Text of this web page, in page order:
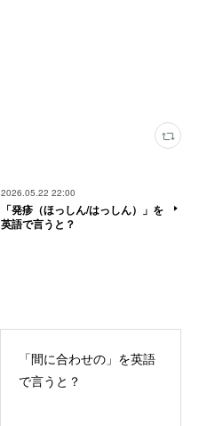
2026.05.22 22:00
「発疹（ほっしん/はっしん）」を
英語で言うと？
「間に合わせの」を英語
で言うと？